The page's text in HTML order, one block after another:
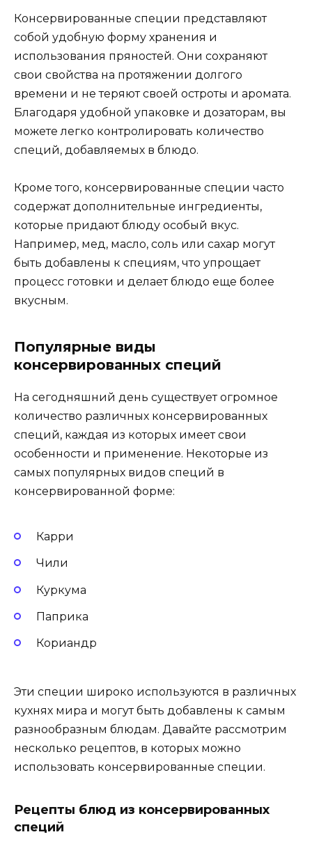
Консервированные специи представляют
собой удобную форму хранения и
использования пряностей. Они сохраняют
свои свойства на протяжении долгого
времени и не теряют своей остроты и аромата.
Благодаря удобной упаковке и дозаторам, вы
можете легко контролировать количество
специй, добавляемых в блюдо.
Кроме того, консервированные специи часто
содержат дополнительные ингредиенты,
которые придают блюду особый вкус.
Например, мед, масло, соль или сахар могут
быть добавлены к специям, что упрощает
процесс готовки и делает блюдо еще более
вкусным.
Популярные виды
консервированных специй
На сегодняшний день существует огромное
количество различных консервированных
специй, каждая из которых имеет свои
особенности и применение. Некоторые из
самых популярных видов специй в
консервированной форме:
Карри
Чили
Куркума
Паприка
Кориандр
Эти специи широко используются в различных
кухнях мира и могут быть добавлены к самым
разнообразным блюдам. Давайте рассмотрим
несколько рецептов, в которых можно
использовать консервированные специи.
Рецепты блюд из консервированных
специй